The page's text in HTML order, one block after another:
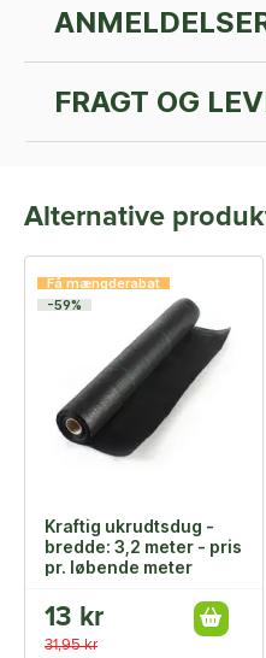
FRAGT OG
Alternative
Få mængderabat
-59%
Kraftig ukrudtsdug -
bredde: 3,2 meter - pris
pr. løbende meter
13 kr
31,95 kr